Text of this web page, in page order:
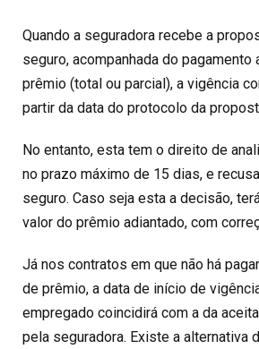
Quando a seguradora recebe a
seguro, acompanhada do pagamento
prêmio (total ou parcial), a vigência
partir da data do protocolo da
No entanto, esta tem o direito de
no prazo máximo de 15 dias, e
seguro. Caso seja esta a decisão,
valor do prêmio adiantado, com
Já nos contratos em que não há
de prêmio, a data de início de
empregado coincidirá com a da
pela seguradora. Existe a alternativa